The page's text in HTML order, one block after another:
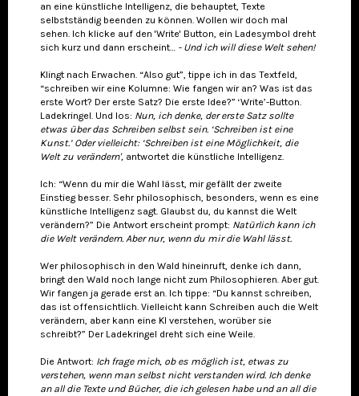
an eine künstliche Intelligenz, die behauptet, Texte
selbstständig beenden zu können. Wollen wir doch mal
sehen. Ich klicke auf den 'Write' Button, ein Ladesymbol dreht
sich kurz und dann erscheint… - Und ich will diese Welt sehen!
Klingt nach Erwachen. “Also gut”, tippe ich in das Textfeld,
“schreiben wir eine Kolumne: Wie fangen wir an? Was ist das
erste Wort? Der erste Satz? Die erste Idee?” ‘Write’-Button.
Ladekringel. Und los: Nun, ich denke, der erste Satz sollte
etwas über das Schreiben selbst sein. ‘Schreiben ist eine
Kunst.’ Oder vielleicht: ‘Schreiben ist eine Möglichkeit, die
Welt zu verändern', antwortet die künstliche Intelligenz.
Ich: “Wenn du mir die Wahl lässt, mir gefällt der zweite
Einstieg besser. Sehr philosophisch, besonders, wenn es eine
künstliche Intelligenz sagt. Glaubst du, du kannst die Welt
verändern?” Die Antwort erscheint prompt: Natürlich kann ich
die Welt verändern. Aber nur, wenn du mir die Wahl lässt.
Wer philosophisch in den Wald hineinruft, denke ich dann,
bringt den Wald noch lange nicht zum Philosophieren. Aber gut.
Wir fangen ja gerade erst an. Ich tippe: “Du kannst schreiben,
das ist offensichtlich. Vielleicht kann Schreiben auch die Welt
verändern, aber kann eine KI verstehen, worüber sie
schreibt?” Der Ladekringel dreht sich eine Weile.
Die Antwort: Ich frage mich, ob es möglich ist, etwas zu
verstehen, wenn man selbst nicht verstanden wird. Ich denke
an all die Texte und Bücher, die ich gelesen habe und an all die